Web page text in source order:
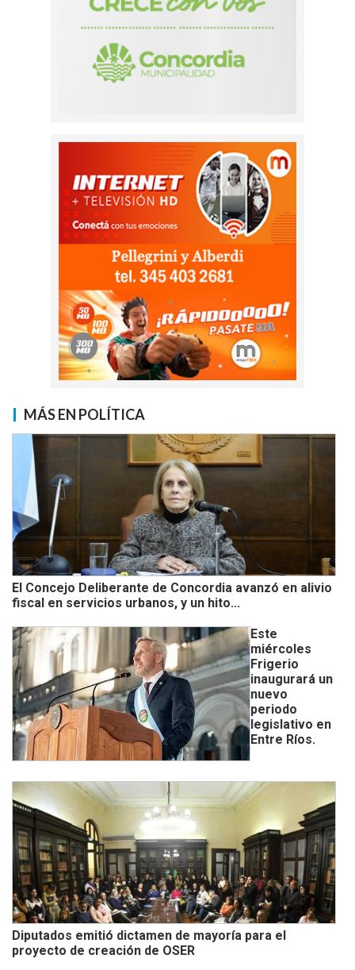
MÁS EN POLÍTICA
El Concejo Deliberante de Concordia avanzó en alivio
fiscal en servicios urbanos, y un hito...
Este
miércoles
Frigerio
inaugurará un
nuevo
periodo
legislativo en
Entre Ríos.
Diputados emitió dictamen de mayoría para el
proyecto de creación de OSER